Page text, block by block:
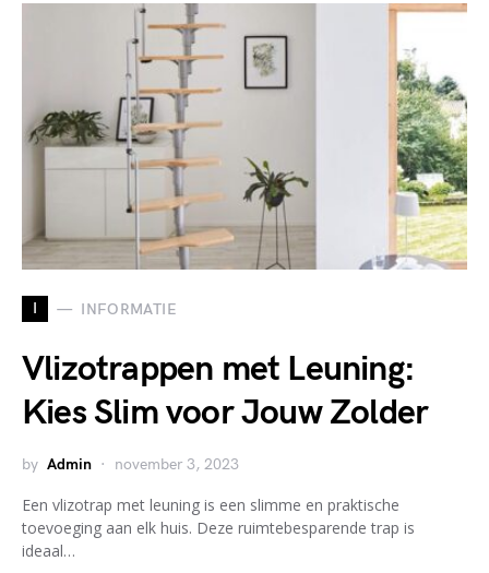
I INFORMATIE
Vlizotrappen met Leuning:
Kies Slim voor Jouw Zolder
by Admin november 3, 2023
Een vlizotrap met leuning is een slimme en praktische
toevoeging aan elk huis. Deze ruimtebesparende trap is
ideaal…